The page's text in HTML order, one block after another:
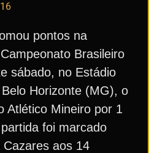
pontos na
Brasileiro
sábado, no Estádio
Horizonte (MG), o
Atlético Mineiro por 1
foi marcado
aos 14